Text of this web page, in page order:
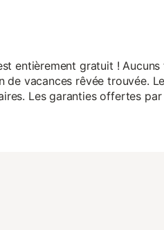
entièrement gratuit !
vacances rêvée trouvée.
Les garanties offertes